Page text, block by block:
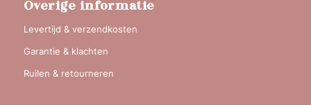
Overige informatie
Levertijd & verzendkosten
Garantie & klachten
Ruilen & retourneren